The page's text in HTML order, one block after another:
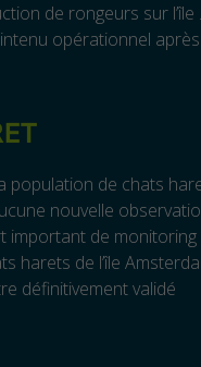
de rongeurs sur l’île
opérationnel
population de chats
nouvelle
important de
harets de l’île
définitivement validé